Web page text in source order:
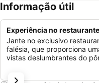
Informação útil
Experiência no
Jante no exclusivo
falésia, que proporciona
vistas deslumbrantes do